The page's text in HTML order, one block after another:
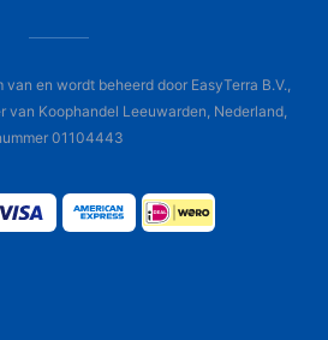
en wordt beheerd door EasyTerra B.V.,
van Koophandel Leeuwarden, Nederland,
01104443